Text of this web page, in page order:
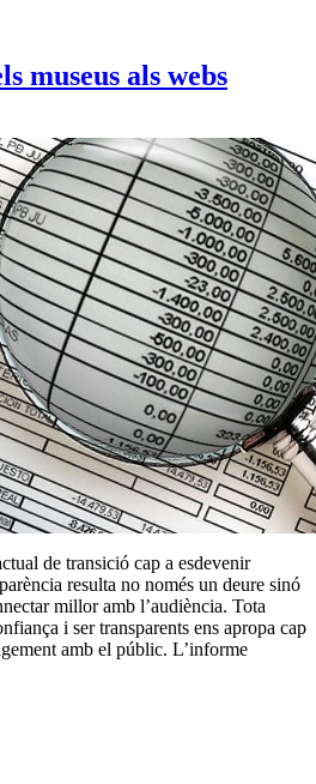
museus als webs
de transició cap a esdevenir
resulta no només un deure sinó
millor amb l’audiència. Tota
i ser transparents ens apropa cap
amb el públic. L’informe